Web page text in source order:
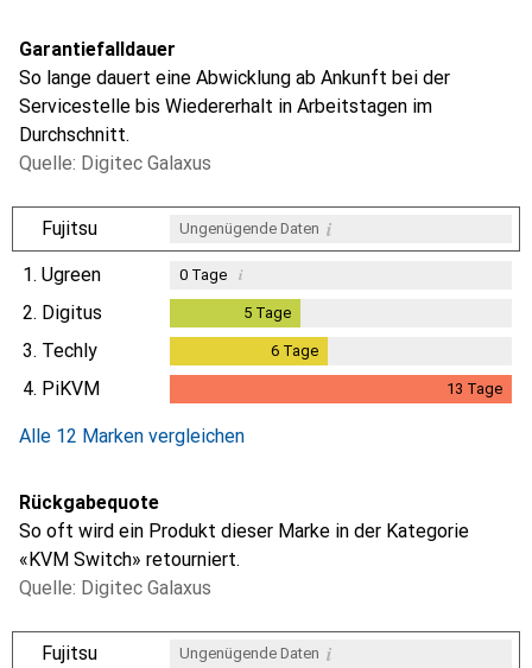
Garantiefalldauer
So lange dauert eine Abwicklung ab Ankunft bei der
Servicestelle bis Wiedererhalt in Arbeitstagen im
Durchschnitt.
Quelle: Digitec Galaxus
Fujitsu Ungenügende Daten i
1. Ugreen 0Tage i
2. Digitus 5 Tage
3. Techly 6Tage
4. PiKVM 13 Tage
Alle 12 Marken vergleichen
Rückgabequote
So oft wird ein Produkt dieser Marke in der Kategorie
«KVM Switch» retourniert.
Quelle: Digitec Galaxus
Fujitsu Ungenügende Daten i